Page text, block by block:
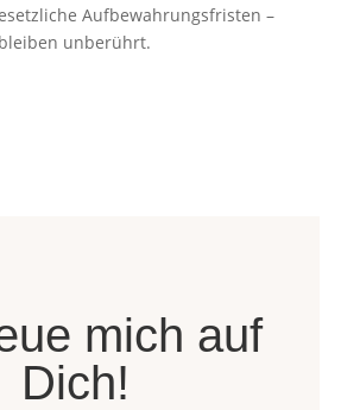
Aufbewahrungsfristen –
bleiben unberührt.
mich auf
Dich!